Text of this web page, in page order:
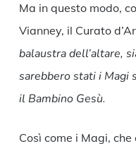
Ma in questo modo,
Vianney, il Curato
balaustra dell’altare,
sarebbero stati i Magi
il Bambino Gesù.
Così come i Magi,